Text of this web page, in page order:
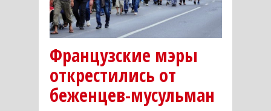
Французские мэры
открестились от
беженцев-мусульман